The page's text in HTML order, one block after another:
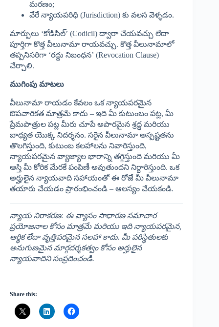
మరణం;
వేరే న్యాయపరిధి (Jurisdiction) కు వలస వెళ్ళడం.
మార్పులు ‘కోడిసిల్’ (Codicil) ద్వారా చేయవచ్చు లేదా
పూర్తిగా కొత్త వీలునామా రాయవచ్చు. కొత్త వీలునామాలో
తప్పనిసరిగా ‘రద్దు నిబంధన’ (Revocation Clause)
చేర్చాలి.
ముగింపు మాటలు
వీలునామా రాయడం కేవలం ఒక న్యాయపరమైన
ఔపచారికత మాత్రమే కాదు – ఇది మీ కుటుంబం పట్ల, మీ
ప్రేమపాత్రుల పట్ల మీరు చూపే అపారమైన శ్రద్ధ మరియు
బాధ్యత యొక్క నిదర్శనం. సరైన వీలునామా అస్పష్టతను
తొలగిస్తుంది, కుటుంబ కలహాలను నివారిస్తుంది,
న్యాయపరమైన వ్యాజ్యాల భారాన్ని తగ్గిస్తుంది మరియు మీ
ఆస్తి మీ కోరిక మేరకే పంపిణీ అవుతుందని నిర్ధారిస్తుంది. ఒక
అర్హులైన న్యాయవాది సహాయంతో ఈ రోజే మీ వీలునామా
తయారు చేయడం ప్రారంభించండి – ఆలస్యం చేయకండి.
న్యాయ నిరాకరణ: ఈ వ్యాసం సాధారణ సమాచార
ప్రయోజనాల కోసం మాత్రమే మరియు ఇది న్యాయపరమైన,
ఆర్థిక లేదా వృత్తిపరమైన సలహా కాదు. మీ పరిస్థితులకు
అనుగుణమైన మార్గదర్శకత్వం కోసం అర్హులైన
న్యాయవాదిని సంప్రదించండి.
Share this: